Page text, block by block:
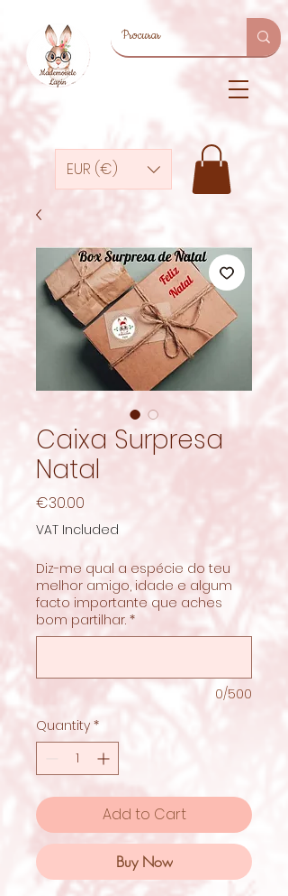
EUR (€)
Caixa Surpresa
Natal
€30.00
VAT Included
Diz-me qual a espécie do teu
melhor amigo, idade e algum
facto importante que aches
bom partilhar. *
0/500
Quantity *
Add to Cart
Buy Now